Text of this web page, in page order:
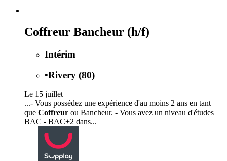
Coffreur Bancheur (h/f)
Intérim
•Rivery (80)
Le 15 juillet
...- Vous possédez une expérience d'au moins 2 ans en tant
que Coffreur ou Bancheur. - Vous avez un niveau d'études
BAC - BAC+2 dans...